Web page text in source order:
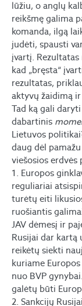
lūžiu, o anglų
reikšmę galima
komanda, ilgą
judėti, spausti
įvartį.
kad „bręsta“
rezultatas,
aktyvų žaidimą
Tad ką gali
dabartinis
Lietuvos
daug dėl
viešosios
1. Europos
reguliariai
turėtų eiti
ruošiantis
JAV dėmesį ir
Rusijai dar kartą
reikėtų siekti
kuriame
nuo BVP
galėtų būti
2. Sankcijų